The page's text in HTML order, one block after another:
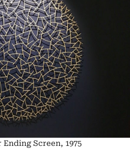
Screen, 1975